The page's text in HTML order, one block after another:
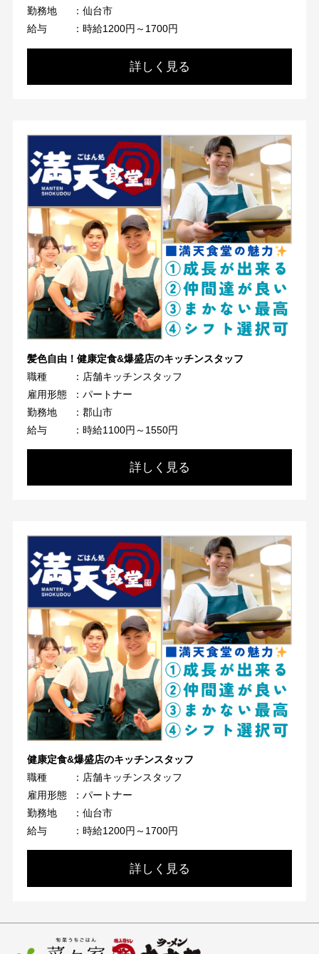
勤務地
：仙台市
給与
：時給1200円～1700円
詳しく見る
髪色自由！健康定食&爆盛店のキッチンスタッフ
職種
：店舗キッチンスタッフ
雇用形態
：パートナー
勤務地
：郡山市
給与
：時給1100円～1550円
詳しく見る
健康定食&爆盛店のキッチンスタッフ
職種
：店舗キッチンスタッフ
雇用形態
：パートナー
勤務地
：仙台市
給与
：時給1200円～1700円
詳しく見る